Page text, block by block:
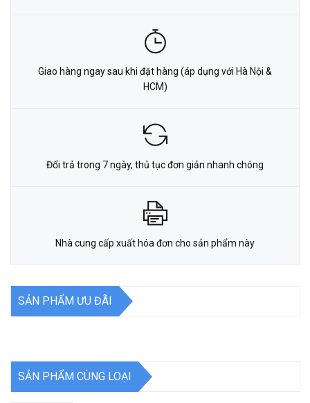
Giao hàng ngay sau khi đặt hàng (áp dụng với Hà Nội &
HCM)
Đổi trả trong 7 ngày, thủ tục đơn giản nhanh chóng
Nhà cung cấp xuất hóa đơn cho sản phẩm này
SẢN PHẨM ƯU ĐÃI
SẢN PHẨM CÙNG LOẠI